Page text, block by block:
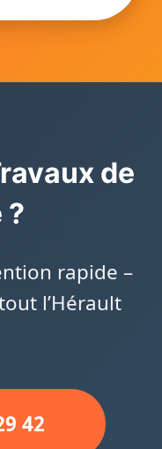
de
?
rapide –
l’Hérault
42